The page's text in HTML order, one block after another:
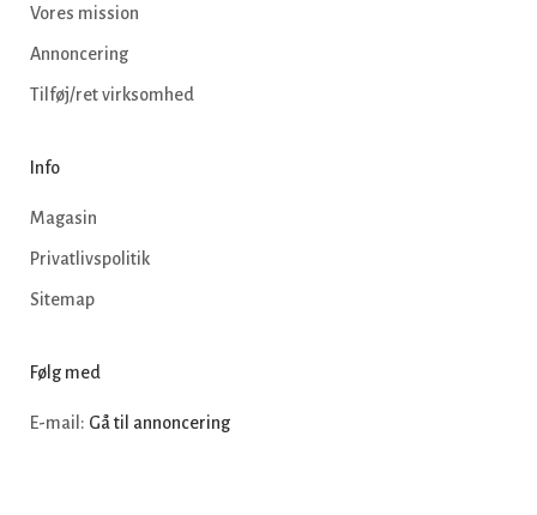
Vores mission
Annoncering
Tilføj/ret virksomhed
Info
Magasin
Privatlivspolitik
Sitemap
Følg med
E-mail: Gå til annoncering